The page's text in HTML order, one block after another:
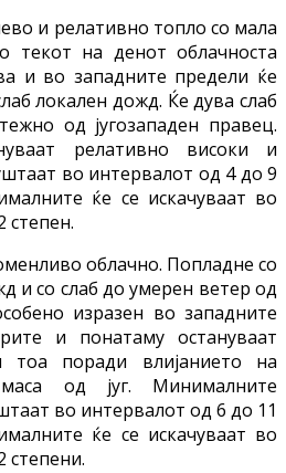
и релативно топло со мала
текот на денот облачноста
и во западните предели ќе
локален дожд. Ќе дува слаб
од југозападен правец.
релативно високи и
во интервалот од 4 до 9
ќе се искачуваат во
степен.
облачно. Попладне со
и со слаб до умерен ветер од
изразен во западните
и понатаму остануваат
тоа поради влијанието на
од југ. Минималните
во интервалот од 6 до 11
ќе се искачуваат во
степени.